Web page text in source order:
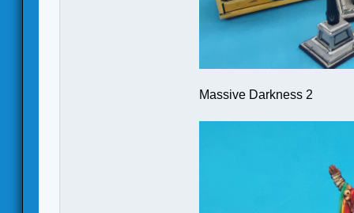
Massive Darkness 2